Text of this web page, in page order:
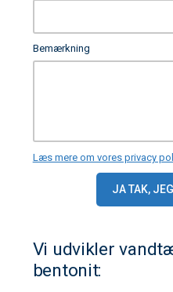
Bemærkning
Læs mere om vores privacy
Vi udvikler
bentonit: